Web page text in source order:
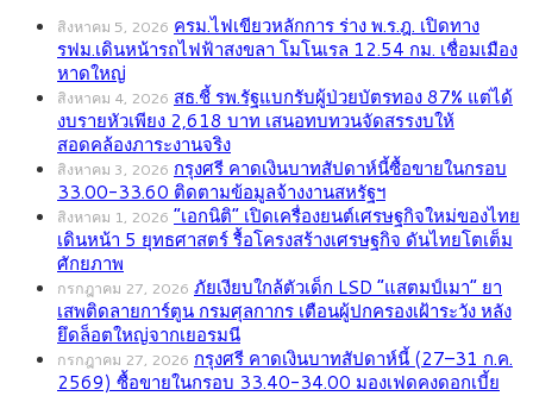
สิงหาคม 5, 2026 ครม.ไฟเขียวหลักการ ร่าง พ.ร.ฎ. เปิดทาง
รฟม.เดินหน้ารถไฟฟ้าสงขลา โมโนเรล 12.54 กม. เชื่อมเมือง
หาดใหญ่
สิงหาคม 4, 2026 สธ.ชี้ รพ.รัฐแบกรับผู้ป่วยบัตรทอง 87% แต่ได้
งบรายหัวเพียง 2,618 บาท เสนอทบทวนจัดสรรงบให้
สอดคล้องภาระงานจริง
สิงหาคม 3, 2026 กรุงศรี คาดเงินบาทสัปดาห์นี้ซื้อขายในกรอบ
33.00-33.60 ติดตามข้อมูลจ้างงานสหรัฐฯ
สิงหาคม 1, 2026 “เอกนิติ” เปิดเครื่องยนต์เศรษฐกิจใหม่ของไทย
เดินหน้า 5 ยุทธศาสตร์ รื้อโครงสร้างเศรษฐกิจ ดันไทยโตเต็ม
ศักยภาพ
กรกฎาคม 27, 2026 ภัยเงียบใกล้ตัวเด็ก LSD “แสตมป์เมา” ยา
เสพติดลายการ์ตูน กรมศุลกากร เตือนผู้ปกครองเฝ้าระวัง หลัง
ยึดล็อตใหญ่จากเยอรมนี
กรกฎาคม 27, 2026 กรุงศรี คาดเงินบาทสัปดาห์นี้ (27–31 ก.ค.
2569) ซื้อขายในกรอบ 33.40-34.00 มองเฟดคงดอกเบี้ย